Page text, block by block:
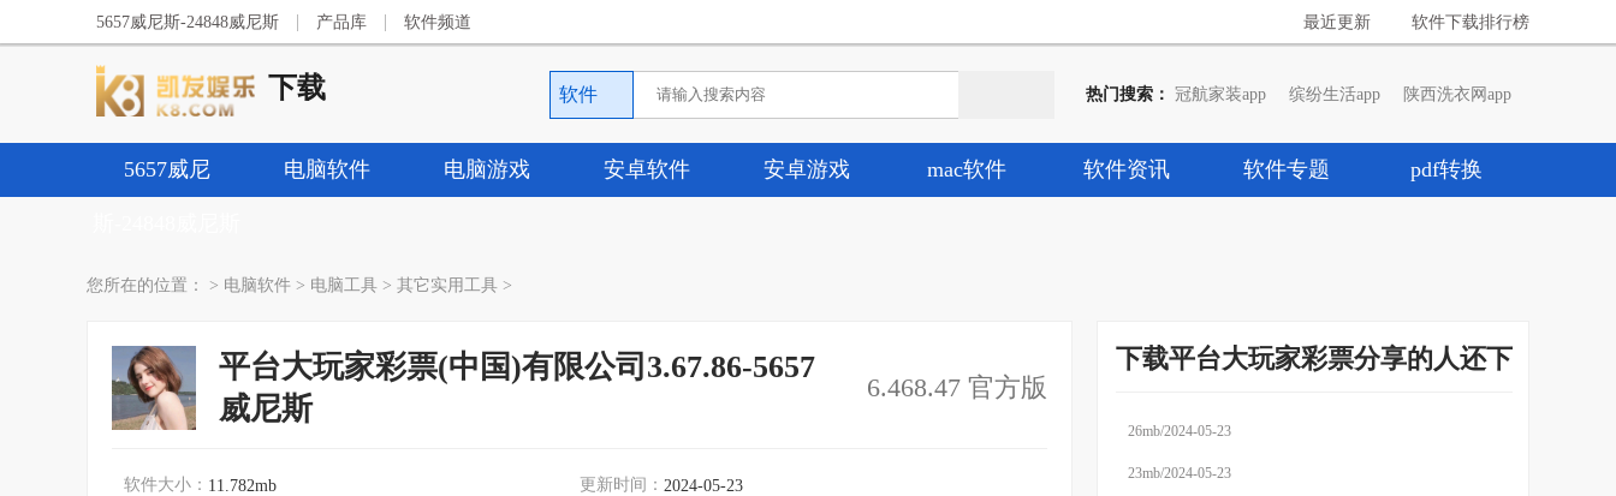
5657威尼斯-24848威尼斯 | 产品库 | 软件频道 最近更新 软件下载排行榜
下载 软件 热门搜索： 冠航家装app 缤纷生活app 陕西洗衣网app
5657威尼 电脑软件 电脑游戏 安卓软件 安卓游戏 mac软件 软件资讯 软件专题 pdf转换
您所在的位置： > 电脑软件 > 电脑工具 > 其它实用工具 >
平台大玩家彩票(中国)有限公司3.67.86-5657
威尼斯
6.468.47 官方版
软件大小： 11.782mb 更新时间： 2024-05-23
下载平台大玩家彩票分享的人还下载了
26mb/2024-05-23
23mb/2024-05-23